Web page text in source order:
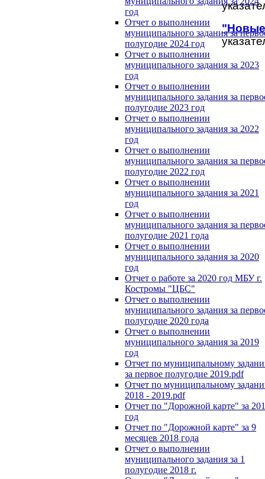
год
Отчет о выполнении
муниципального задания за
полугодие 2024 год
Отчет о выполнении
муниципального задания за 2023
год
Отчет о выполнении
муниципального задания за
полугодие 2023 год
Отчет о выполнении
муниципального задания за 2022
год
Отчет о выполнении
муниципального задания за
полугодие 2022 год
Отчет о выполнении
муниципального задания за 2021
год
Отчет о выполнении
муниципального задания за
полугодие 2021 года
Отчет о выполнении
муниципального задания за 2020
год
Отчет о работе за 2020 год МБУ г.
Костромы "ЦБС"
Отчет о выполнении
муниципального задания за
полугодие 2020 года
Отчет о выполнении
муниципального задания за 2019
год
Отчет по муниципальному
за первое полугодие 2019.pdf
Отчет по муниципальному
2018 - 2019.pdf
Отчет по "Дорожной карте" за
год
Отчет по "Дорожной карте" за 9
месяцев 2018 года
Отчет о выполнении
муниципального задания за 1
полугодие 2018 г.
"Новые